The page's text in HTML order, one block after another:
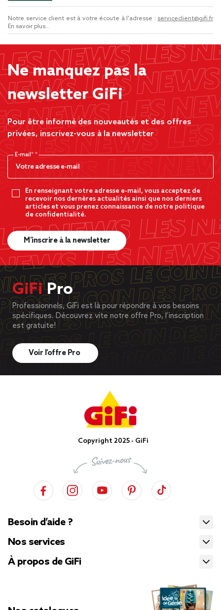
Notre service client est à votre écoute à l'adresse : serviceclient@gifi.fr
En savoir plus...
Ne manquez pas la
newsletter GiFi
Pour être informé des nouveautés et des offres
privées, inscrivez-vous à la newsletter
E-mail*
En renseignant votre adresse e-mail, vous acceptez de
recevoir nos dernères actualités ainsi que nos derniers
articles et vous prenez connaissance de notre politique
de confidentialité.
M’inscrire à la newsletter
GiFiPro
Professionnels, GiFi est là pour répondre à vos besoins
spécifiques. Découvrez vite notre offre Pro, l’inscription
est gratuite!
Voir l’offre Pro
Copyright 2025 - GiFi
Besoin d’aide ?
Nos services
À propos de GiFi